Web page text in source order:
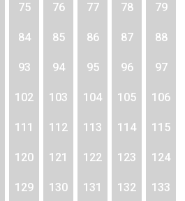
75 76 77 78 79
84 85 86 87 88
93 94 95 96 97
102 103 104 105 106
111 112 113 114 115
120 121 122 123 124
129 130 131 132 133